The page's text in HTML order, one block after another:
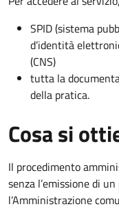
SPID (sistema
d’identità
(CNS)
tutta la
della pratica.
Cosa si
Il procedimento
senza l’emissione di
l’Amministrazione